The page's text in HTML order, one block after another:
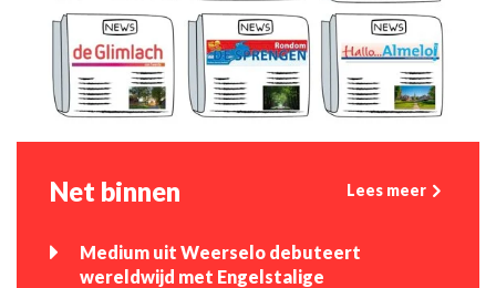
Net binnen Lees meer
Medium uit Weerselo debuteert
wereldwijd met Engelstalige